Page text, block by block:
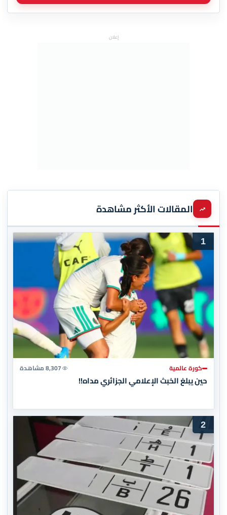
إعلان
المقالات الأكثر مشاهدة
1
كورة عالمية 8,307 مشاهدة
حين يبلغ الخبث الإعلامي الجزائري مداه!!
2